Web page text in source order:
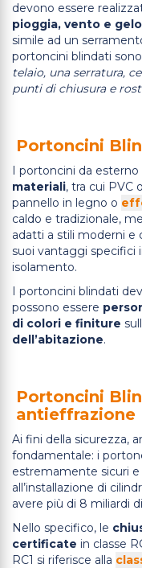
devono essere
pioggia, vento e gelo
simile ad un
portoncini blindati sono
telaio, una serratura,
punti di chiusura e
Portoncini
I portoncini da esterno
materiali, tra cui PVC
pannello in legno o
caldo e tradizionale,
adatti a stili moderni e
suoi vantaggi specifici
isolamento.
I portoncini blindati
possono essere
di colori e finiture
dell’abitazione.
Portoncini
antieffrazione
Ai fini della sicurezza,
fondamentale: i
estremamente sicuri e
all’installazione di
avere più di 8 miliardi
Nello specifico, le
certificate in classe
RC1 si riferisce alla